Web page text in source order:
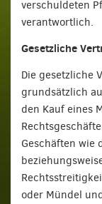
verschuldeten
verantwortlich.
Gesetzliche
Die gesetzliche
grundsätzlich
den Kauf eines
Geschäften wie
oder Mündel